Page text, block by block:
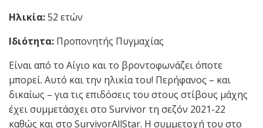
Ηλικία:52 ετών
Ιδιότητα: Προπονητής Πυγμαχίας
Είναι από το Αίγιο και το βροντοφωνάζει όποτε
μπορεί. Αυτό και την ηλικία του! Περήφανος – και
δικαίως – για τις επιδόσεις του στους στίβους μάχης
έχει συμμετάσχει στο Survivor τη σεζόν 2021-22
καθώς και στο SurvivorAllStar. Η συμμετοχή του στο